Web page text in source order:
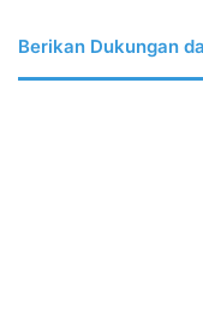
Berikan Dukungan